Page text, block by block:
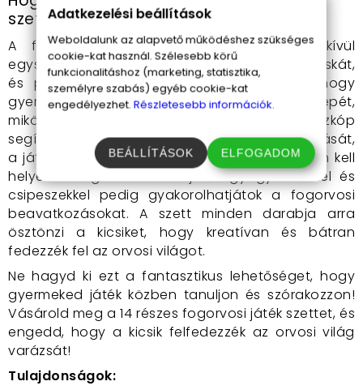
szettet?
A fogorvosi játék szett használata rendkívül
egyszerű és szórakoztató! Nyisd ki a gurulós táskát,
és pakold ki az összes eszközt. Engedd, hogy
gyermeked eljátssza a fogorvos szerepét,
miközben te vagy a páciens. A sztetoszkóp
segítségével hallgassa meg a szíved dobbanását,
a játék fogkefével pedig mutasd meg, hogyan kell
helyesen fogat mosni. A játék gyógyszerekkel és
csipeszekkel pedig gyakorolhatjátok a fogorvosi
beavatkozásokat. A szett minden darabja arra
ösztönzi a kicsiket, hogy kreatívan és bátran
fedezzék fel az orvosi világot.
Ne hagyd ki ezt a fantasztikus lehetőséget, hogy
gyermeked játék közben tanuljon és szórakozzon!
Vásárold meg a 14 részes fogorvosi játék szettet, és
engedd, hogy a kicsik felfedezzék az orvosi világ
varázsát!
Tulajdonságok:
Adatkezelési beállítások
Weboldalunk az alapvető működéshez szükséges
cookie-kat használ. Szélesebb körű
funkcionalitáshoz (marketing, statisztika,
személyre szabás) egyéb cookie-kat
engedélyezhet. Részletesebb információk.
BEÁLLÍTÁSOK ELFOGADOM